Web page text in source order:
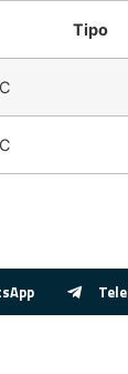
Tipo